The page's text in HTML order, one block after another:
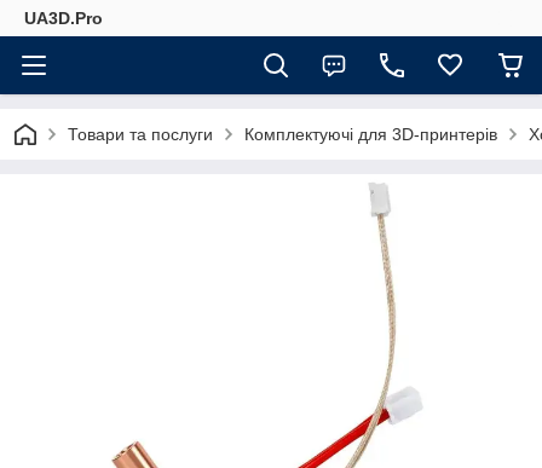
UA3D.Pro
Товари та послуги Комплектуючі для 3D-принтерів